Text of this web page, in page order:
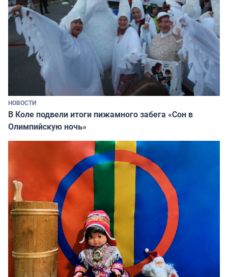
НОВОСТИ
В Коле подвели итоги пижамного забега «Сон в
Олимпийскую ночь»